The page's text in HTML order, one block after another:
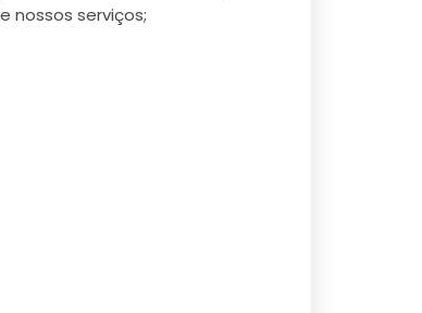
nossos serviços;